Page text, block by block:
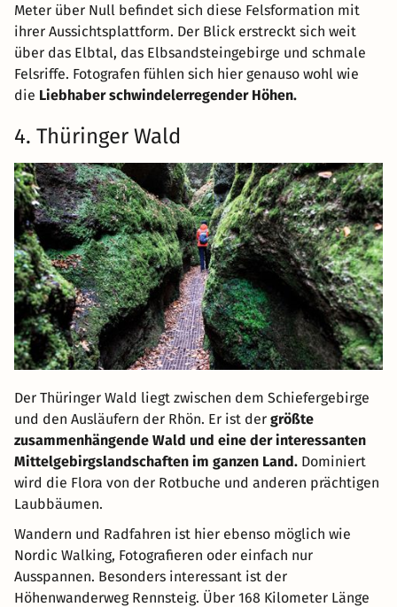
Meter über Null befindet sich diese Felsformation mit
ihrer Aussichtsplattform. Der Blick erstreckt sich weit
über das Elbtal, das Elbsandsteingebirge und schmale
Felsriffe. Fotografen fühlen sich hier genauso wohl wie
die Liebhaber schwindelerregender Höhen.
4. Thüringer Wald
Der Thüringer Wald liegt zwischen dem Schiefergebirge
und den Ausläufern der Rhön. Er ist der größte
zusammenhängende Wald und eine der interessanten
Mittelgebirgslandschaften im ganzen Land. Dominiert
wird die Flora von der Rotbuche und anderen prächtigen
Laubbäumen.
Wandern und Radfahren ist hier ebenso möglich wie
Nordic Walking, Fotografieren oder einfach nur
Ausspannen. Besonders interessant ist der
Höhenwanderweg Rennsteig. Über 168 Kilometer Länge